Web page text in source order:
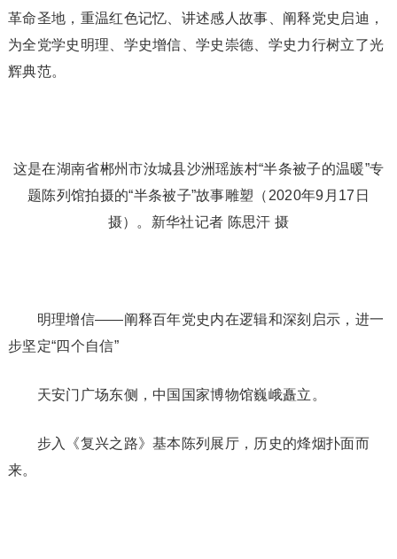
革命圣地，重温红色记忆、讲述感人故事、阐释党史启迪，
为全党学史明理、学史增信、学史崇德、学史力行树立了光
辉典范。
这是在湖南省郴州市汝城县沙洲瑶族村“半条被子的温暖”专
题陈列馆拍摄的“半条被子”故事雕塑（2020年9月17日
摄）。新华社记者 陈思汗 摄
明理增信——阐释百年党史内在逻辑和深刻启示，进一
步坚定“四个自信”
天安门广场东侧，中国国家博物馆巍峨矗立。
步入《复兴之路》基本陈列展厅，历史的烽烟扑面而
来。